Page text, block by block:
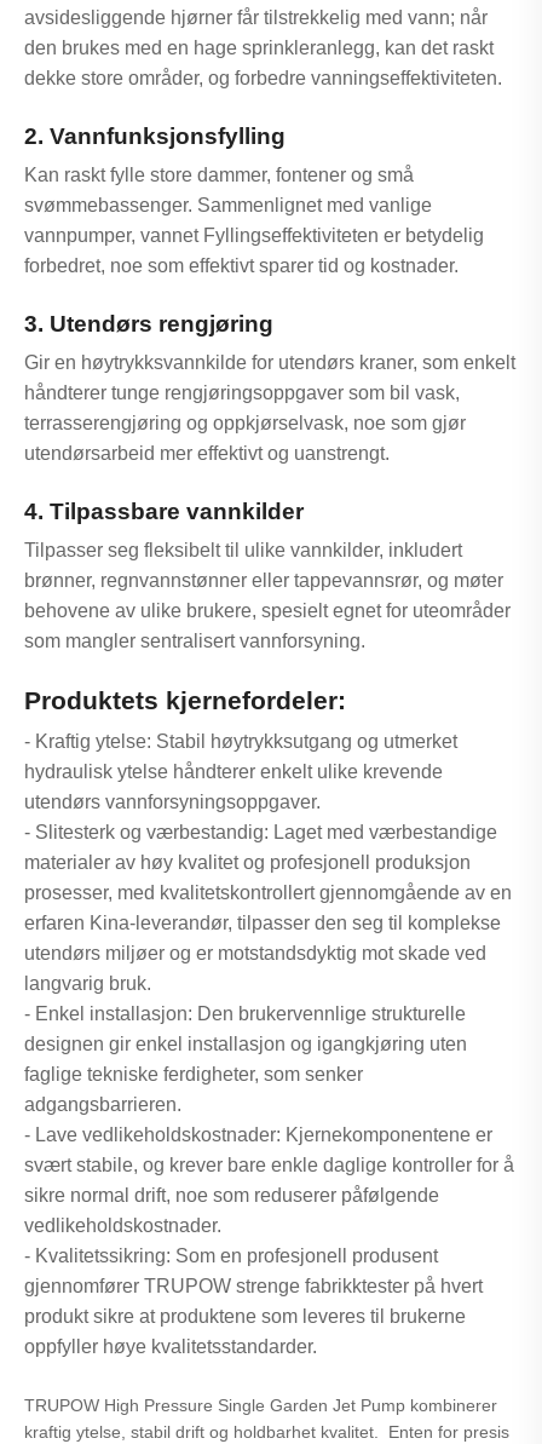
avsidesliggende hjørner får tilstrekkelig med vann; når
den brukes med en hage sprinkleranlegg, kan det raskt
dekke store områder, og forbedre vanningseffektiviteten.
2. Vannfunksjonsfylling
Kan raskt fylle store dammer, fontener og små
svømmebassenger. Sammenlignet med vanlige
vannpumper, vannet Fyllingseffektiviteten er betydelig
forbedret, noe som effektivt sparer tid og kostnader.
3. Utendørs rengjøring
Gir en høytrykksvannkilde for utendørs kraner, som enkelt
håndterer tunge rengjøringsoppgaver som bil vask,
terrasserengjøring og oppkjørselvask, noe som gjør
utendørsarbeid mer effektivt og uanstrengt.
4. Tilpassbare vannkilder
Tilpasser seg fleksibelt til ulike vannkilder, inkludert
brønner, regnvannstønner eller tappevannsrør, og møter
behovene av ulike brukere, spesielt egnet for uteområder
som mangler sentralisert vannforsyning.
Produktets kjernefordeler:
- Kraftig ytelse: Stabil høytrykksutgang og utmerket
hydraulisk ytelse håndterer enkelt ulike krevende
utendørs vannforsyningsoppgaver.
- Slitesterk og værbestandig: Laget med værbestandige
materialer av høy kvalitet og profesjonell produksjon
prosesser, med kvalitetskontrollert gjennomgående av en
erfaren Kina-leverandør, tilpasser den seg til komplekse
utendørs miljøer og er motstandsdyktig mot skade ved
langvarig bruk.
- Enkel installasjon: Den brukervennlige strukturelle
designen gir enkel installasjon og igangkjøring uten
faglige tekniske ferdigheter, som senker
adgangsbarrieren.
- Lave vedlikeholdskostnader: Kjernekomponentene er
svært stabile, og krever bare enkle daglige kontroller for å
sikre normal drift, noe som reduserer påfølgende
vedlikeholdskostnader.
- Kvalitetssikring: Som en profesjonell produsent
gjennomfører TRUPOW strenge fabrikktester på hvert
produkt sikre at produktene som leveres til brukerne
oppfyller høye kvalitetsstandarder.
TRUPOW High Pressure Single Garden Jet Pump kombinerer
kraftig ytelse, stabil drift og holdbarhet kvalitet. Enten for presis